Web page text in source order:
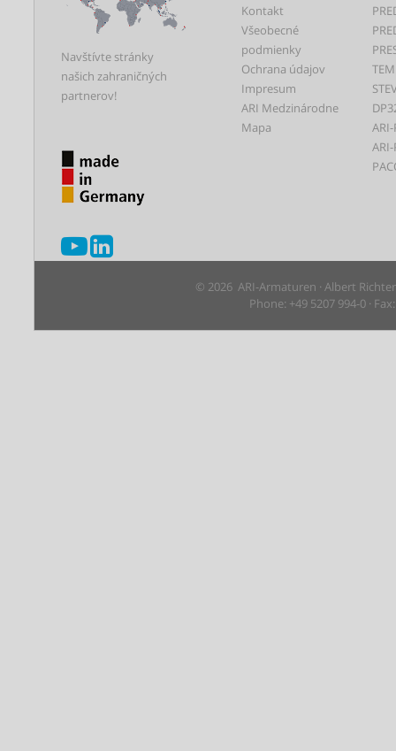
Navštívte stránky
našich zahraničných
partnerov!
Kontakt
Všeobecné
podmienky
Ochrana údajov
Impresum
ARI Medzinárodne
Mapa
© 2026 ARI-Armaturen · Albert
Phone: +49 5207 994-0 ·